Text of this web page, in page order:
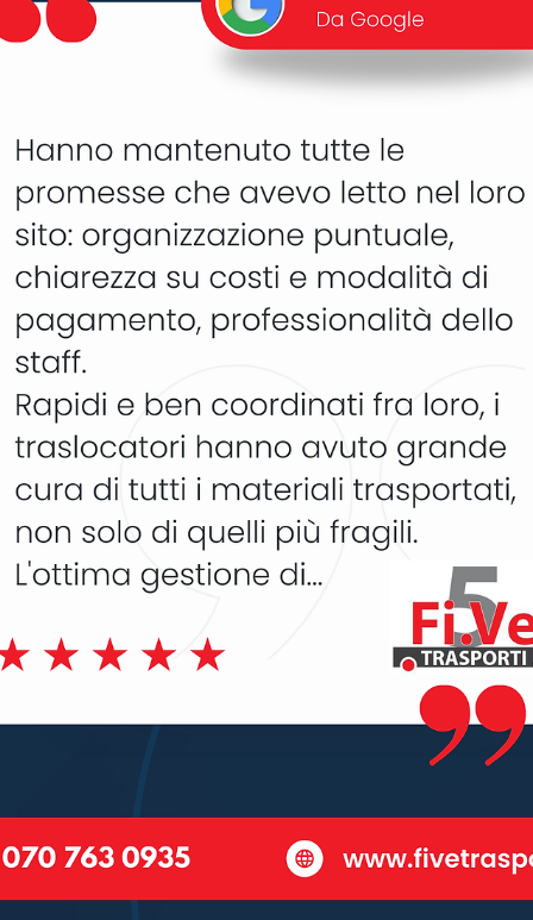
Precisione, ordine e professionalità in
fase del trasloco
esigenza. Il personale addetto agli oggetti fragili è stato
estremamente professionale, cordiale, discreto e affidabile, con
grande attenzione ai dettagli. Gli operai traslocatori si sono
dimostrati precisi, veloci, organizzati e sempre disponibili,
con grande cura. Il lavoro è stato svolto a regola d’arte, con
attenzione alla